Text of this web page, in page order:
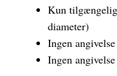
Kun
diameter)
Ingen
Ingen